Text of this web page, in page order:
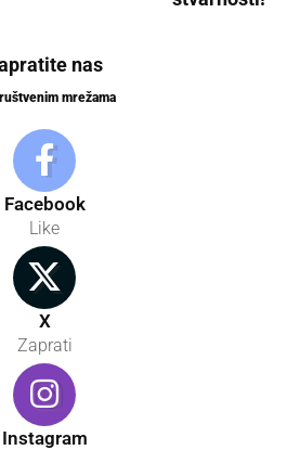
nas
mrežama
Facebook
Like
X
Zaprati
Instagram